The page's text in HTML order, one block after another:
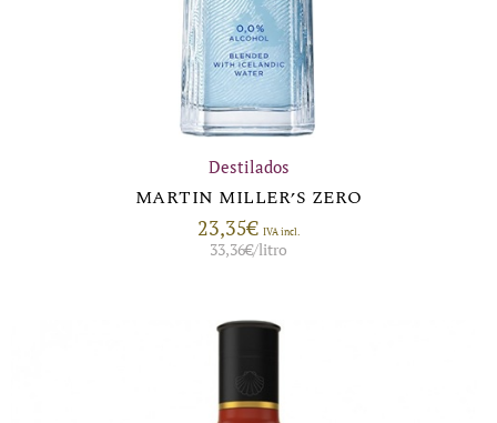
Destilados
MARTIN MILLER’S ZERO
23,35€ IVA incl.
33,36€/litro